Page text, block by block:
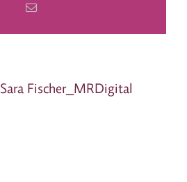
Email
Sara Fischer_MRDigital